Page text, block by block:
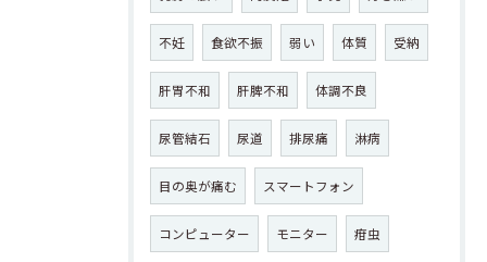
不妊 食欲不振 弱い 体質 受納
肝胃不和 肝脾不和 体調不良
尿管結石 尿道 排尿痛 淋病
目の奥が痛む スマートフォン
コンピューター モニター 疳虫